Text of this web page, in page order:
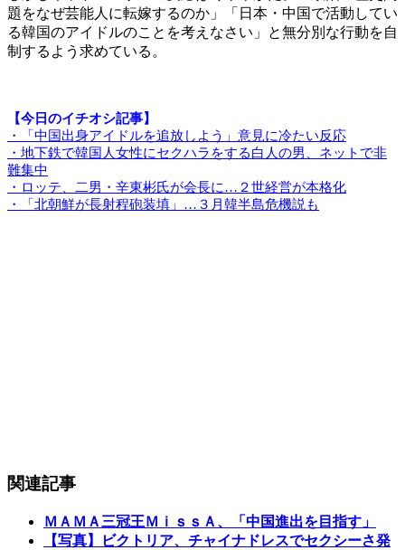
題をなぜ芸能人に転嫁するのか」「日本・中国で活動してい
る韓国のアイドルのことを考えなさい」と無分別な行動を自
制するよう求めている。
【今日のイチオシ記事】
・「中国出身アイドルを追放しよう」意見に冷たい反応
・地下鉄で韓国人女性にセクハラをする白人の男、ネットで非
難集中
・ロッテ、二男・辛東彬氏が会長に…２世経営が本格化
・「北朝鮮が長射程砲装填」…３月韓半島危機説も
関連記事
ＭＡＭＡ三冠王ＭｉｓｓＡ、「中国進出を目指す」
【写真】ビクトリア、チャイナドレスでセクシーさ発